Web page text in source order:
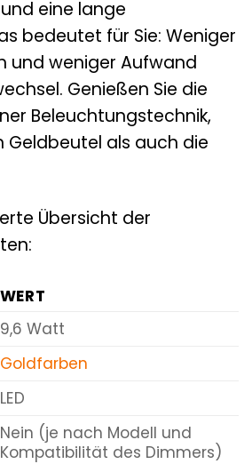
eine lange
bedeutet für Sie: Weniger
und weniger Aufwand
Genießen Sie die
Beleuchtungstechnik,
Geldbeutel als auch die
Übersicht der
WERT
9,6 Watt
Goldfarben
LED
Nein (je nach Modell und
Kompatibilität des Dimmers)